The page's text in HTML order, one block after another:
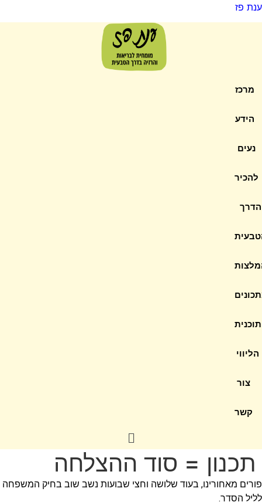
ענת פז
מרכז
הידע
נעים
להכיר
הדרך
תוכנית
הליווי
צור
קשר
תכנון = סוד ההצלחה
פורים מאחורינו, בעוד שלושה וחצי שבועות נשב שוב בחיק המשפחה
לליל הסדר.